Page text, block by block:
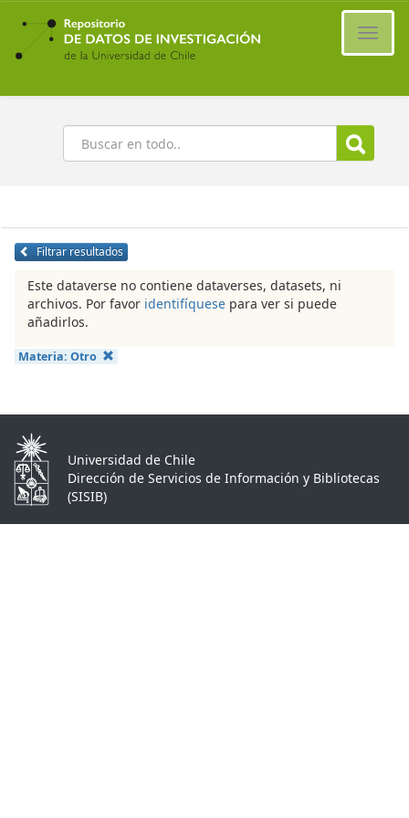
Ir
contenido
principal
Buscar
Filtrar resultados
Este dataverse no contiene dataverses, datasets, ni
archivos. Por favor identifíquese para ver si puede
añadirlos.
Materia: Otro
Universidad de Chile
Dirección de Servicios de Información y Bibliotecas
(SISIB)